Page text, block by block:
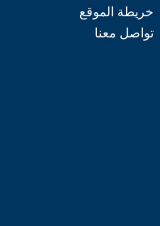
خريطة الموقع
تواصل معنا